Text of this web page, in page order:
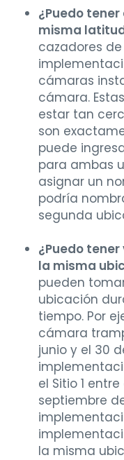
¿Puedo
misma
cazadores
cámaras
cámara.
estar tan
son
puede
para ambas
asignar un
podría
segunda
¿Puedo
la misma
pueden
ubicación
tiempo. Por
cámara
junio y el 30
el Sitio 1
septiembre
la misma